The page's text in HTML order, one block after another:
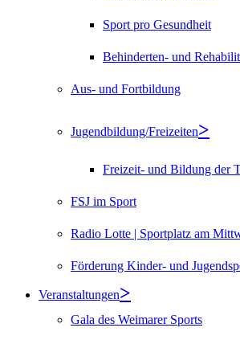
Sport pro Gesundheit
Behinderten- und
Aus- und Fortbildung
Jugendbildung/Freizeiten
Freizeit- und Bildung der
FSJ im Sport
Radio Lotte | Sportplatz am
Förderung Kinder- und
Veranstaltungen
Gala des Weimarer Sports